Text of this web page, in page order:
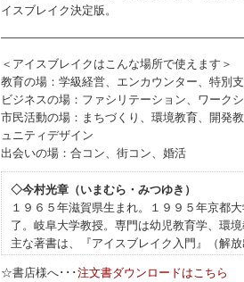
イスブレイク決定版。
＜アイスブレイクはこんな場所で使えます＞
教育の場：学級経営、エンカウンター、特別
ビジネスの場：ファシリテーション、ワーク
市民活動の場：まちづくり、環境教育、開発
ュニティデザイン
出会いの場：合コン、街コン、婚活
◇今村光章（いまむら・みつゆき）
１９６５年滋賀県生まれ。１９９５年京都
了。岐阜大学教授。専門は幼児教育学、環境
主な著書は、『アイスブレイク入門』（解放
☆書店様へ･･･注文書ダウンロードはこちら